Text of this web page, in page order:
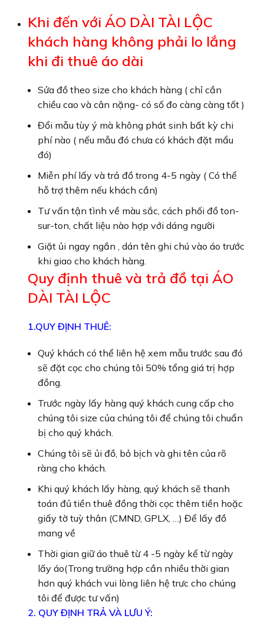
Khi đến với ÁO DÀI TÀI LỘC
khách hàng không phải lo lắng
khi đi thuê áo dài
Sửa đồ theo size cho khách hàng ( chỉ cần
chiều cao và cân nặng- có số đo càng càng tốt )
Đổi mẫu tùy ý mà không phát sinh bất kỳ chi
phí nào ( nếu mẫu đó chưa có khách đặt mẩu
đó)
Miễn phí lấy và trả đồ trong 4-5 ngày ( Có thể
hỗ trợ thêm nếu khách cần)
Tư vấn tận tình về màu sắc, cách phối đồ ton-
sur-ton, chất liệu nào hợp với dáng người
Giặt ủi ngay ngắn , dán tên ghi chú vào áo trước
khi giao cho khách hàng.
Quy định thuê và trả đồ tại ÁO
DÀI TÀI LỘC
1.QUY ĐỊNH THUÊ:
Quý khách có thể liên hệ xem mẫu trước sau đó
sẽ đặt cọc cho chúng tôi 50% tổng giá trị hợp
đồng.
Trước ngày lấy hàng quý khách cung cấp cho
chúng tôi size của chúng tôi để chúng tôi chuẩn
bị cho quý khách.
Chúng tôi sẽ ủi đồ, bỏ bịch và ghi tên của rõ
ràng cho khách.
Khi quý khách lấy hàng, quý khách sẽ thanh
toán đủ tiền thuê đồng thời cọc thêm tiền hoặc
giấy tờ tuỳ thân (CMND, GPLX, …) Để lấy đồ
mang về
Thời gian giữ áo thuê từ 4 -5 ngày kể từ ngày
lấy áo(Trong trường hợp cần nhiều thời gian
hơn quý khách vui lòng liên hệ trưc cho chúng
tôi để được tư vấn)
2. QUY ĐỊNH TRẢ VÀ LƯU Ý: